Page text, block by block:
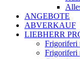
ANGEBOTE
ABVERKAUF
LIEBHERR
Frigoriferi
Frigoriferi